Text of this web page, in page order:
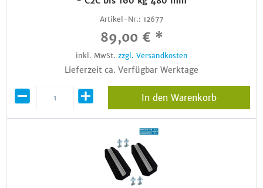
Artikel-Nr.: 12677
89,00 € *
inkl. MwSt. zzgl. Versandkosten
Lieferzeit ca. Verfügbar Werktage
In den Warenkorb